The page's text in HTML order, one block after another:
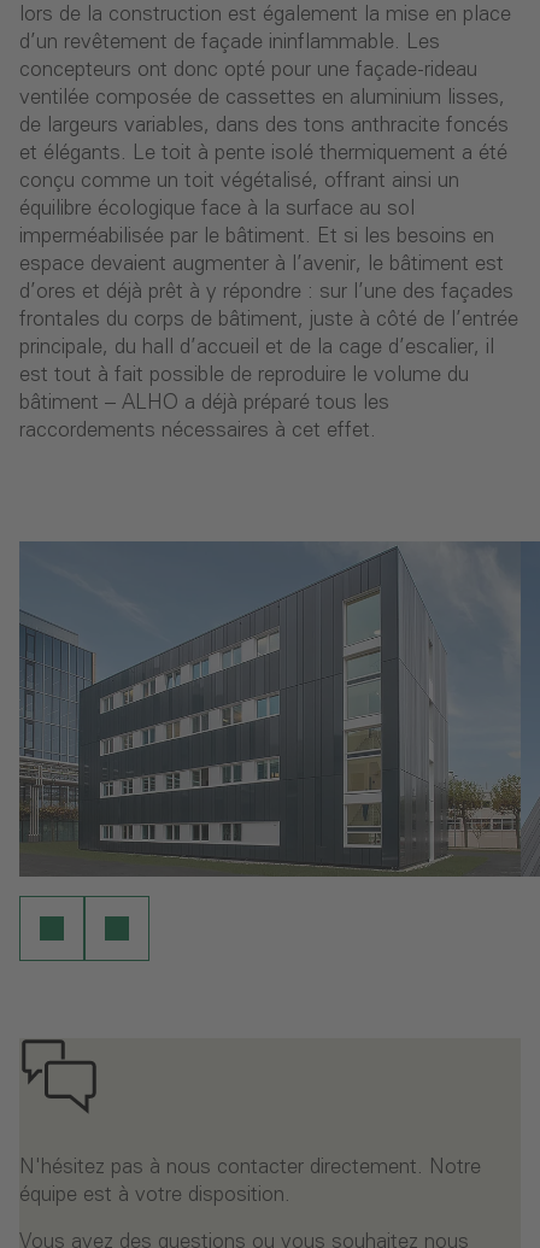
lors de la construction est également la mise en place
d’un revêtement de façade ininflammable. Les
concepteurs ont donc opté pour une façade-rideau
ventilée composée de cassettes en aluminium lisses,
de largeurs variables, dans des tons anthracite foncés
et élégants. Le toit à pente isolé thermiquement a été
conçu comme un toit végétalisé, offrant ainsi un
équilibre écologique face à la surface au sol
imperméabilisée par le bâtiment. Et si les besoins en
espace devaient augmenter à l’avenir, le bâtiment est
d’ores et déjà prêt à y répondre : sur l’une des façades
frontales du corps de bâtiment, juste à côté de l’entrée
principale, du hall d’accueil et de la cage d’escalier, il
est tout à fait possible de reproduire le volume du
bâtiment – ALHO a déjà préparé tous les
raccordements nécessaires à cet effet.
N'hésitez pas à nous contacter directement. Notre
équipe est à votre disposition.
Vous avez des questions ou vous souhaitez nous